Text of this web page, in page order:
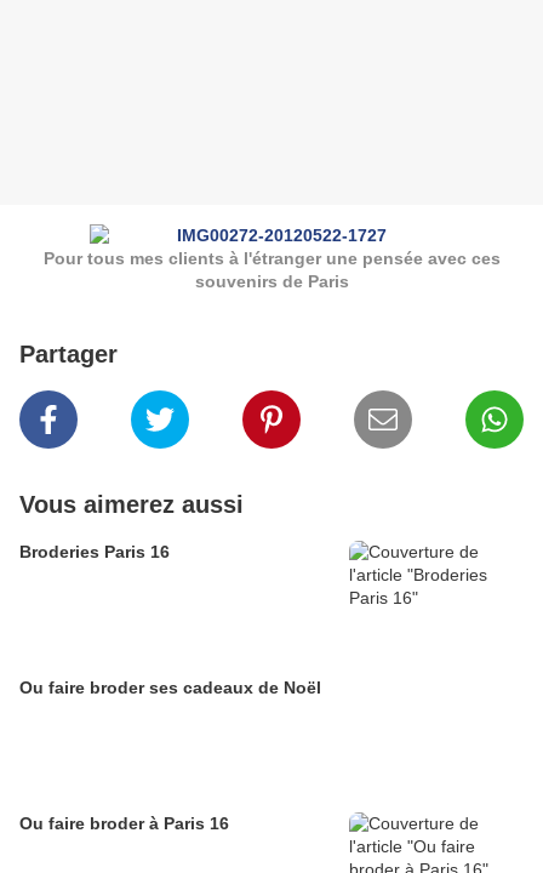
Pour tous mes clients à l'étranger une pensée avec ces
souvenirs de Paris
Partager
Vous aimerez aussi
Broderies Paris 16
Ou faire broder ses cadeaux de Noël
Ou faire broder à Paris 16